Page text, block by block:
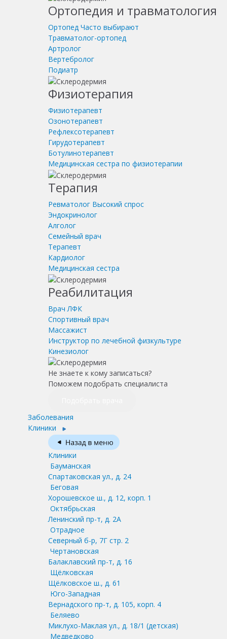
Ортопедия и травматология
Ортопед Часто выбирают
Травматолог-ортопед
Артролог
Вертебролог
Подиатр
Физиотерапия
Физиотерапевт
Озонотерапевт
Рефлексотерапевт
Гирудотерапевт
Ботулинотерапевт
Медицинская сестра по физиотерапии
Терапия
Ревматолог Высокий спрос
Эндокринолог
Алголог
Семейный врач
Терапевт
Кардиолог
Медицинская сестра
Реабилитация
Врач ЛФК
Спортивный врач
Массажист
Инструктор по лечебной физкультуре
Кинезиолог
Не знаете к кому записаться?
Поможем подобрать специалиста
Заболевания
Клиники
Клиники
Бауманская
Спартаковская ул., д. 24
Беговая
Хорошевское ш., д. 12, корп. 1
Октябрьская
Ленинский пр-т, д. 2А
Отрадное
Северный б-р, 7Г стр. 2
Чертановская
Балаклавский пр-т, д. 16
Щёлковская
Щёлковское ш., д. 61
Юго-Западная
Вернадского пр-т, д. 105, корп. 4
Беляево
Миклухо-Маклая ул., д. 18/1 (детская)
Медведково